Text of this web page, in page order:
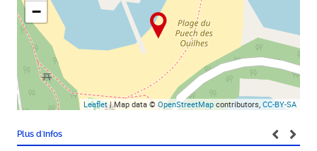
−
Leaflet| Map data ©OpenStreetMapcontributors, CC-BY-SA
Plus d'infos